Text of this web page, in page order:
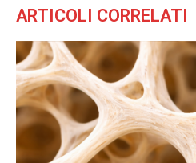
ARTICOLI CORRELATI